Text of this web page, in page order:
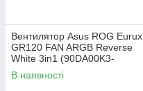
Вентилятор Asus ROG Eurux
GR120 FAN ARGB Reverse
White 3in1 (90DA00K3-
B09020)
В наявності